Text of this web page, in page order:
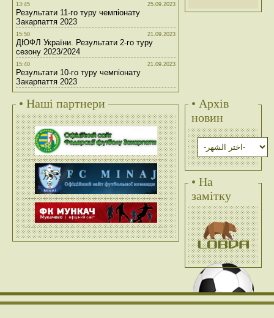
13:45 25.09.2023
Результати 11-го туру чемпіонату
Закарпаття 2023
15:50 21.09.2023
ДЮФЛ України. Результати 2-го туру
сезону 2023/2024
15:40 21.09.2023
Результати 10-го туру чемпіонату
Закарпаття 2023
• Наші партнери
• Архів
новин
• На
замітку